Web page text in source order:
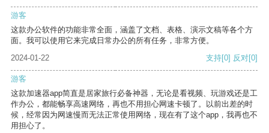
游客
这款办公软件的功能非常全面，涵盖了文档、表格、演示文稿等各个方
面。我可以使用它来完成日常办公的所有任务，非常方便。
2024-01-22
支持[0] 反对[0]
游客
这款加速器app简直是居家旅行必备神器，无论是看视频、玩游戏还是工
作办公，都能畅享高速网络，再也不用担心网速卡顿了。以前出差的时
候，经常因为网速慢而无法正常使用网络，现在有了这个app，我再也不
用担心了。